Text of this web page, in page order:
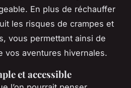
En plus de réchauffer
les risques de crampes et
vous permettant ainsi de
vos aventures hivernales.
et accessible